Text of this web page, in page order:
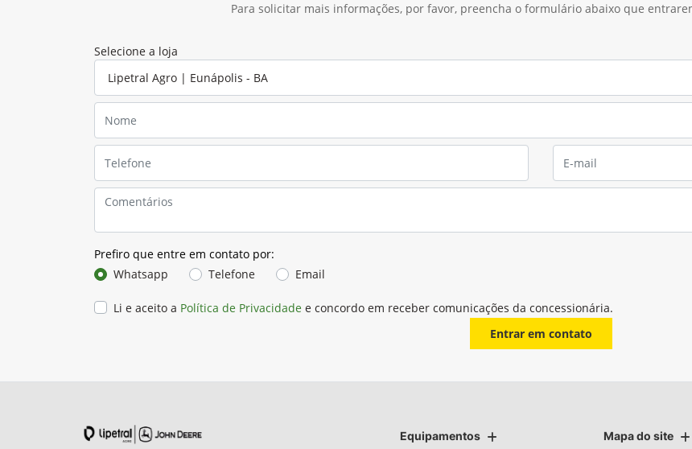
Para solicitar mais informações, por favor, preencha o formulário abaixo que
Selecione a loja
Prefiro que entre em contato por:
Whatsapp
Telefone Email
Li e aceito a Política de Privacidade e concordo em receber comunicações da concessionária.
Entrar em contato
Equipamentos Mapa do site